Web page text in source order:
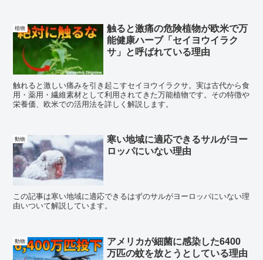
植物
触ると激痛の危険植物が欧米で万
能健康ハーブ「セイヨウイラク
サ」と呼ばれている理由
触れると激しい痛みを引き起こすセイヨウイラクサ。実は古代から食
用・薬用・繊維素材として利用されてきた万能植物です。その特徴や
栄養価、欧米での活用法を詳しく解説します。
動物
寒い地域に適応できるサルがヨー
ロッパにいない理由
この記事は寒い地域に適応できるはずのサルがヨーロッパにいない理
由いついて解説しています。
動物
アメリカが細菌に感染した6400
万匹の蚊を放とうとしている理由